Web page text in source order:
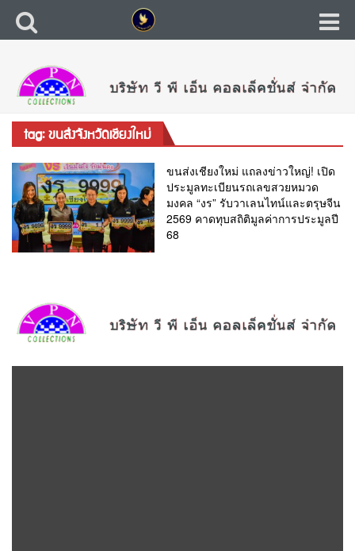
tag: ขนส่งจังหวัดเชียงใหม่
ขนส่งเชียงใหม่ แถลงข่าวใหญ่! เปิด
ประมูลทะเบียนรถเลขสวยหมวด
มงคล “งร” รับวาเลนไทน์และตรุษจีน
2569 คาดทุบสถิติมูลค่าการประมูลปี
68